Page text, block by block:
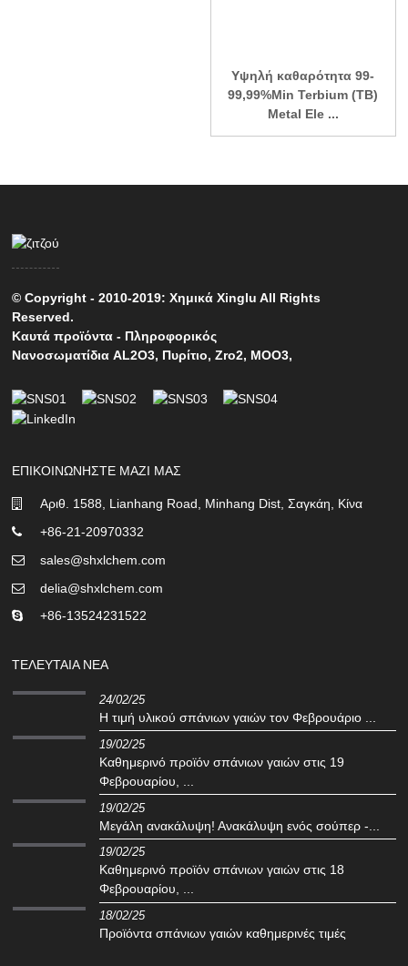
Υψηλή καθαρότητα 99-
99,99%Min Terbium (TB)
Metal Ele ...
© Copyright - 2010-2019: Χημικά Xinglu All Rights
Reserved.
Καυτά προϊόντα - Πληροφορικός
Νανοσωματίδια AL2O3, Πυρίτιο,Zro2, MOO3,
ΕΠΙΚΟΙΝΩΝΉΣΤΕ ΜΑΖΊ ΜΑΣ
Αριθ. 1588, Lianhang Road, Minhang Dist, Σαγκάη, Κίνα
+86-21-20970332
sales@shxlchem.com
delia@shxlchem.com
+86-13524231522
ΤΕΛΕΥΤΑΊΑ ΝΈΑ
24/02/25
Η τιμή υλικού σπάνιων γαιών τον Φεβρουάριο ...
19/02/25
Καθημερινό προϊόν σπάνιων γαιών στις 19
Φεβρουαρίου, ...
19/02/25
Μεγάλη ανακάλυψη! Ανακάλυψη ενός σούπερ -...
19/02/25
Καθημερινό προϊόν σπάνιων γαιών στις 18
Φεβρουαρίου, ...
18/02/25
Προϊόντα σπάνιων γαιών καθημερινές τιμές